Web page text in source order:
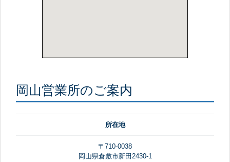
岡山営業所のご案内
所在地
〒710-0038
岡山県倉敷市新田2430-1